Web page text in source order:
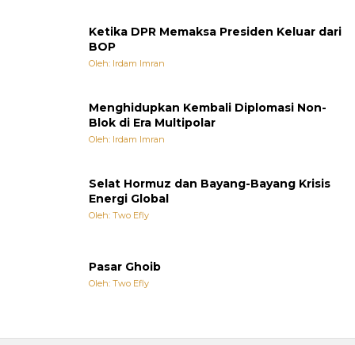
Ketika DPR Memaksa Presiden Keluar dari
BOP
Oleh: Irdam Imran
Menghidupkan Kembali Diplomasi Non-
Blok di Era Multipolar
Oleh: Irdam Imran
Selat Hormuz dan Bayang-Bayang Krisis
Energi Global
Oleh: Two Efly
Pasar Ghoib
Oleh: Two Efly